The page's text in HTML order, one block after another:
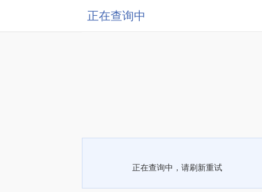
正在查询中
正在查询中，请刷新重试